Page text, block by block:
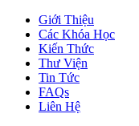
Giới Thiệu
Các Khóa Học
Kiến Thức
Thư Viện
Tin Tức
FAQs
Liên Hệ